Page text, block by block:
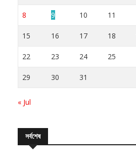
8 9 10 11
15 16 17 18
22 23 24 25
29 30 31
« Jul
সর্বশেষ